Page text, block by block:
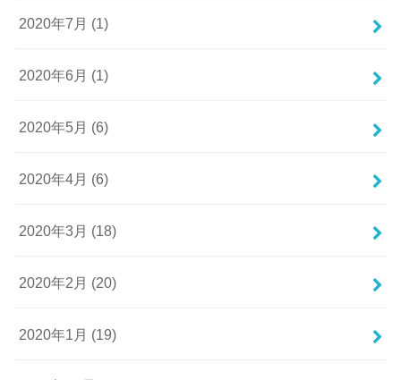
2020年7月 (1)
2020年6月 (1)
2020年5月 (6)
2020年4月 (6)
2020年3月 (18)
2020年2月 (20)
2020年1月 (19)